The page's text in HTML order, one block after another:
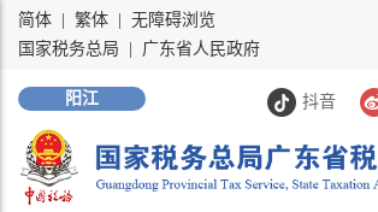
简体 繁体
无障碍浏览
国家税务总局
广东省人民政府
抖音
阳江